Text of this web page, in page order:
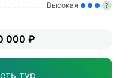
Высокая ?
000 ₽
тур